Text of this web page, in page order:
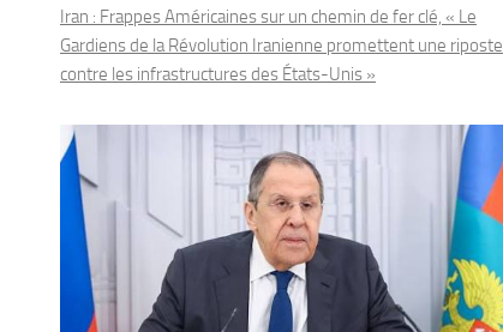
Iran : Frappes Américaines sur un chemin de fer clé, « Le
Gardiens de la Révolution Iranienne promettent une riposte
contre les infrastructures des États-Unis »